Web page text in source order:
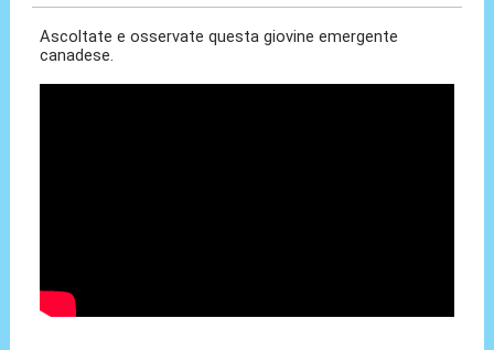
Ascoltate e osservate questa giovine emergente
canadese.